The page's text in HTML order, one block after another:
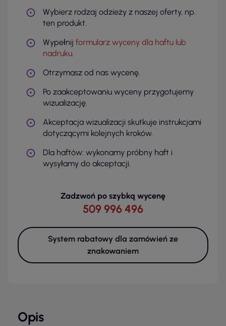
Wybierz rodzaj odzieży z naszej oferty, np.
ten produkt.
Wypełnij formularz wyceny dla haftu lub
nadruku.
Otrzymasz od nas wycenę.
Po zaakceptowaniu wyceny przygotujemy
wizualizację.
Akceptacja wizualizacji skutkuje instrukcjami
dotyczącymi kolejnych kroków.
Dla haftów: wykonamy próbny haft i
wysyłamy do akceptacji.
Zadzwoń po szybką wycenę
509 996 496
System rabatowy dla zamówień ze
znakowaniem
Opis